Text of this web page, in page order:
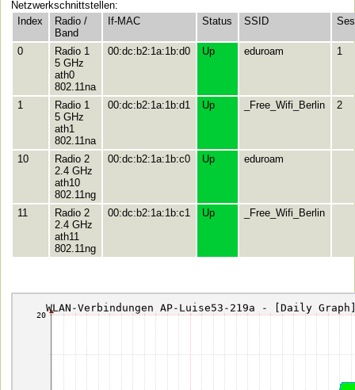
Netzwerkschnittstellen:
Index
Radio /
Band
If-MAC Status SSID
0
Radio 1
5 GHz
ath0
802.11na
00:dc:b2:1a:1b:d0 Up eduroam 1
1
Radio 1
5 GHz
ath1
802.11na
00:dc:b2:1a:1b:d1 Up _Free_Wifi_Berlin 2
10
Radio 2
2.4 GHz
ath10
802.11ng
00:dc:b2:1a:1b:c0 Up eduroam
11
Radio 2
2.4 GHz
ath11
802.11ng
00:dc:b2:1a:1b:c1 Up _Free_Wifi_Berlin